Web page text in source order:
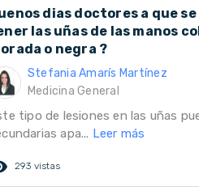
dias doctores a que se
las uñas de las manos
o negra ?
Stefania Amarís Martínez
Medicina General
tipo de lesiones en las uñas
apa... Leer más
293 vistas